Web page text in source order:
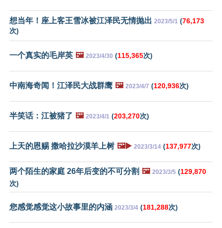
想当年！座上客王雪冰被江泽民无情抛出 2023/5/1 (76,173
次)
一个真实的毛岸英 🖼️ 2023/4/30 (115,365次)
中南海奇闻！江泽民大战群鹰 🖼️ 2023/4/7 (120,936次)
半笑话：江被猪了 🖼️ 2023/4/1 (203,270次)
上天的恩赐 撒哈拉沙漠羊上树 🖼️▶️ 2023/3/14 (137,977次)
两个陌生的家庭 26年后变的不可分割 🖼️ 2023/3/5 (129,870
次)
您感觉感觉这小故事里的内涵 2023/3/4 (181,288次)